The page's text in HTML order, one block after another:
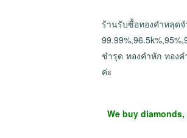
ร้านรับซื้อทอ
ชำรุด ทองคำหัก ทอง
ค่ะ
We buy